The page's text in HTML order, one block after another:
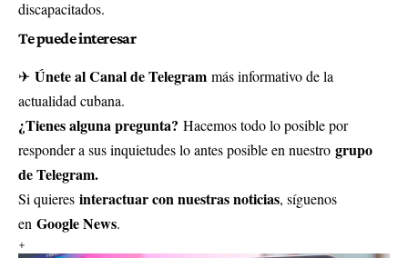
discapacitados.
Te puede interesar
✈ Únete al Canal de Telegram más informativo de la
actualidad cubana.
¿Tienes alguna pregunta? Hacemos todo lo posible por
responder a sus inquietudes lo antes posible en nuestro grupo
de Telegram.
Si quieres interactuar con nuestras noticias, síguenos
en Google News.